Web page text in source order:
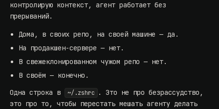
контролирую контекст, агент работает без
прерываний.
Дома, в своих репо, на своей машине — да.
На продакшен-сервере — нет.
В свежеклонированном чужом репо — нет.
В своём — конечно.
Одна строка в
~/.zshrc
. Это не про безрассудство,
это про то, чтобы перестать мешать агенту делать